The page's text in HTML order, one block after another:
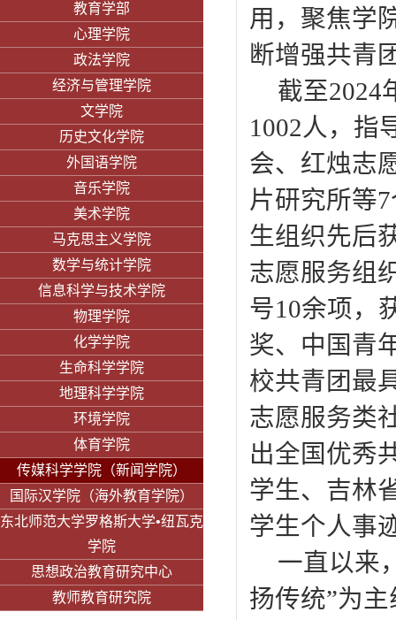
教育学部
心理学院
政法学院
经济与管理学院
文学院
历史文化学院
外国语学院
音乐学院
美术学院
马克思主义学院
数学与统计学院
信息科学与技术学院
物理学院
化学学院
生命科学学院
地理科学学院
环境学院
体育学院
传媒科学学院（新闻学院）
国际汉学院（海外教育学院）
东北师范大学罗格斯大学•纽瓦克
学院
思想政治教育研究中心
教师教育研究院
用，聚焦学
断增强共青
截至2024
1002人，指
会、红烛志
片研究所等
生组织先后
志愿服务组
号10余项，
奖、中国青
校共青团最
志愿服务类
出全国优秀
学生、吉林
学生个人事
一直以来
扬传统”为